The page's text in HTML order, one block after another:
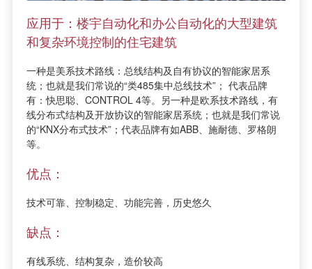
应用于：楼宇自动化和办公自动化的大型建筑
和复杂环境控制的住宅建筑
一种是美系技术路线：总线结构及自有协议的智能家居系
统；也就是我们常说的“类485集中总线技术”； 代表品牌
有：快思聪、CONTROL 4等。另一种是欧系技术路线，有
线分布式结构及开放协议的智能家居系统；也就是我们常说
的“KNX分布式技术”；代表品牌有如ABB、施耐德、罗格朗
等。
优点：
技术可靠、控制稳定、功能完善，历史悠久
缺点：
有线系统、结构复杂，造价较高